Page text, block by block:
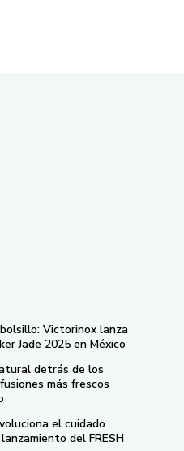
Victorinox lanza
Jade 2025 en México
detrás de los
más frescos
el cuidado
del FRESH